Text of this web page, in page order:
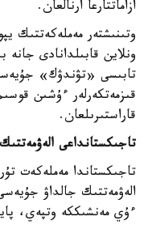
ازاماتتارعا ارنالعان.
وتىنىشتەر مەملەكەتتىك
ونلاين قابىلدانادى
تابىسى «تۋندۋك»
قىزمەتكەرلەر ءۇشىن
قاراستىرىلعان.
تاجىكستانداعى
تاجىكستاندا مەملەكەت
الەۋمەتتىك جالداۋ
ءۇي مەنشىككە وتپەي،